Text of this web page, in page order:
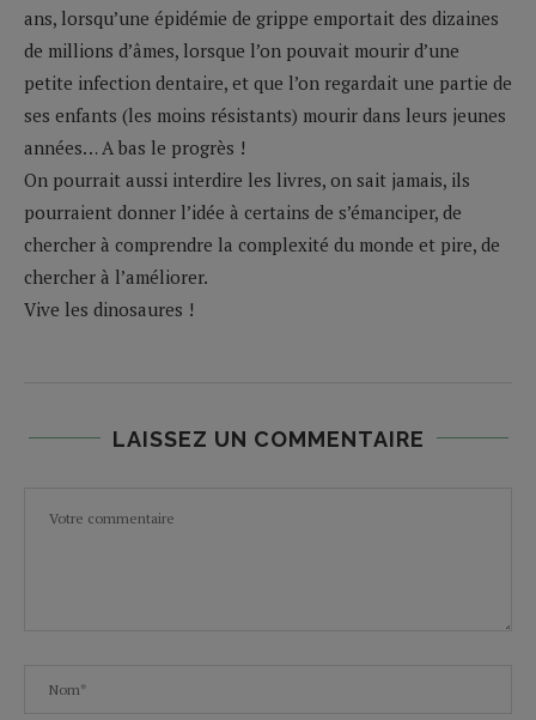
ans, lorsqu’une épidémie de grippe emportait des dizaines
de millions d’âmes, lorsque l’on pouvait mourir d’une
petite infection dentaire, et que l’on regardait une partie de
ses enfants (les moins résistants) mourir dans leurs jeunes
années… A bas le progrès !
On pourrait aussi interdire les livres, on sait jamais, ils
pourraient donner l’idée à certains de s’émanciper, de
chercher à comprendre la complexité du monde et pire, de
chercher à l’améliorer.
Vive les dinosaures !
LAISSEZ UN COMMENTAIRE